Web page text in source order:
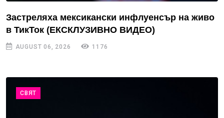
Застреляха мексикански инфлуенсър на живо
в ТикТок (ЕКСКЛУЗИВНО ВИДЕО)
AUGUST 06, 2026 1176
СВЯТ